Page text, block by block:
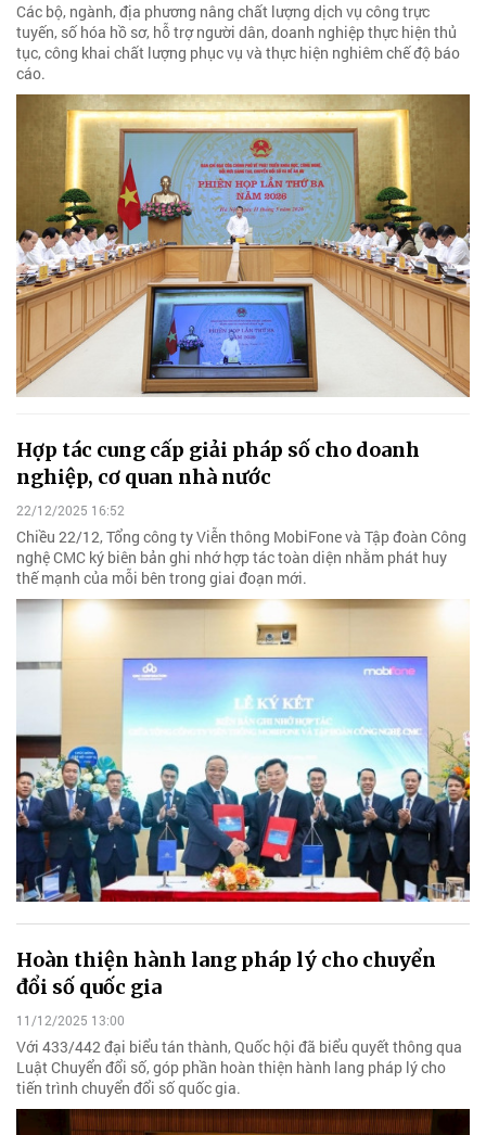
Các bộ, ngành, địa phương nâng chất lượng dịch vụ công trực
tuyến, số hóa hồ sơ, hỗ trợ người dân, doanh nghiệp thực hiện thủ
tục, công khai chất lượng phục vụ và thực hiện nghiêm chế độ báo
cáo.
Hợp tác cung cấp giải pháp số cho doanh
nghiệp, cơ quan nhà nước
22/12/2025 16:52
Chiều 22/12, Tổng công ty Viễn thông MobiFone và Tập đoàn Công
nghệ CMC ký biên bản ghi nhớ hợp tác toàn diện nhằm phát huy
thế mạnh của mỗi bên trong giai đoạn mới.
Hoàn thiện hành lang pháp lý cho chuyển
đổi số quốc gia
11/12/2025 13:00
Với 433/442 đại biểu tán thành, Quốc hội đã biểu quyết thông qua
Luật Chuyển đổi số, góp phần hoàn thiện hành lang pháp lý cho
tiến trình chuyển đổi số quốc gia.